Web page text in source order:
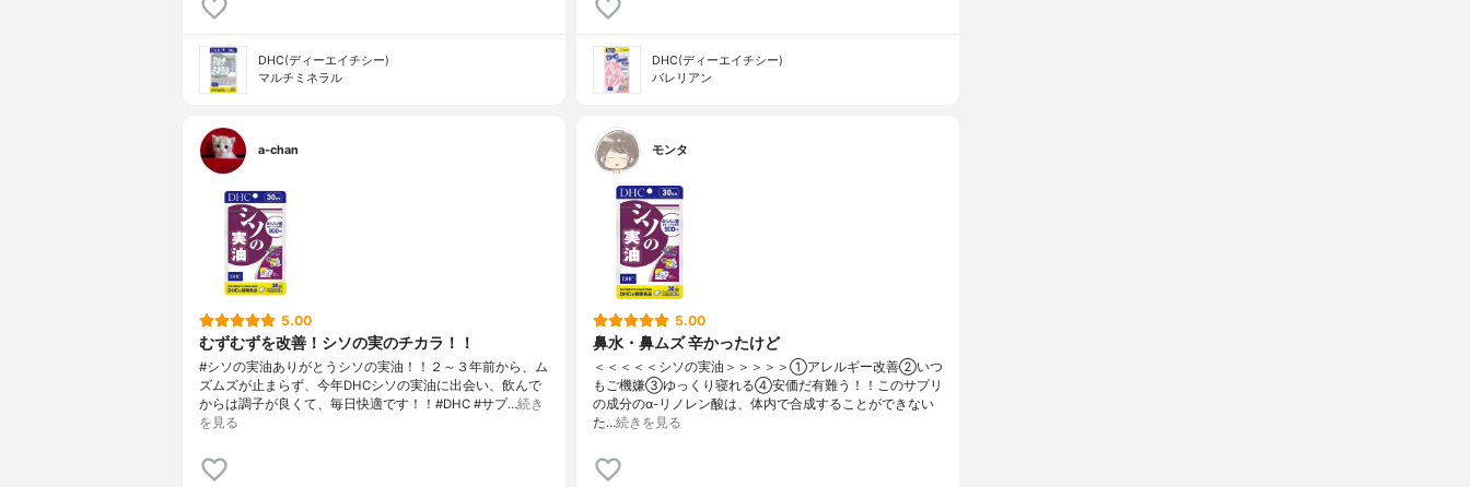
DHC(ディーエイチシー)
マルチミネラル
DHC(ディーエイチシー)
バレリアン
a-chan
5.00
むずむずを改善！シソの実のチカラ！！
#シソの実油ありがとうシソの実油！！２～３年前から、ム
ズムズが止まらず、今年DHCシソの実油に出会い、飲んで
からは調子が良くて、毎日快適です！！#DHC #サプ…続き
を見る
モンタ
5.00
鼻水・鼻ムズ 辛かったけど
＜＜＜＜＜シソの実油＞＞＞＞＞①アレルギー改善②いつ
もご機嫌③ゆっくり寝れる④安価だ有難う！！このサプリ
の成分のα-リノレン酸は、体内で合成することができない
た…続きを見る